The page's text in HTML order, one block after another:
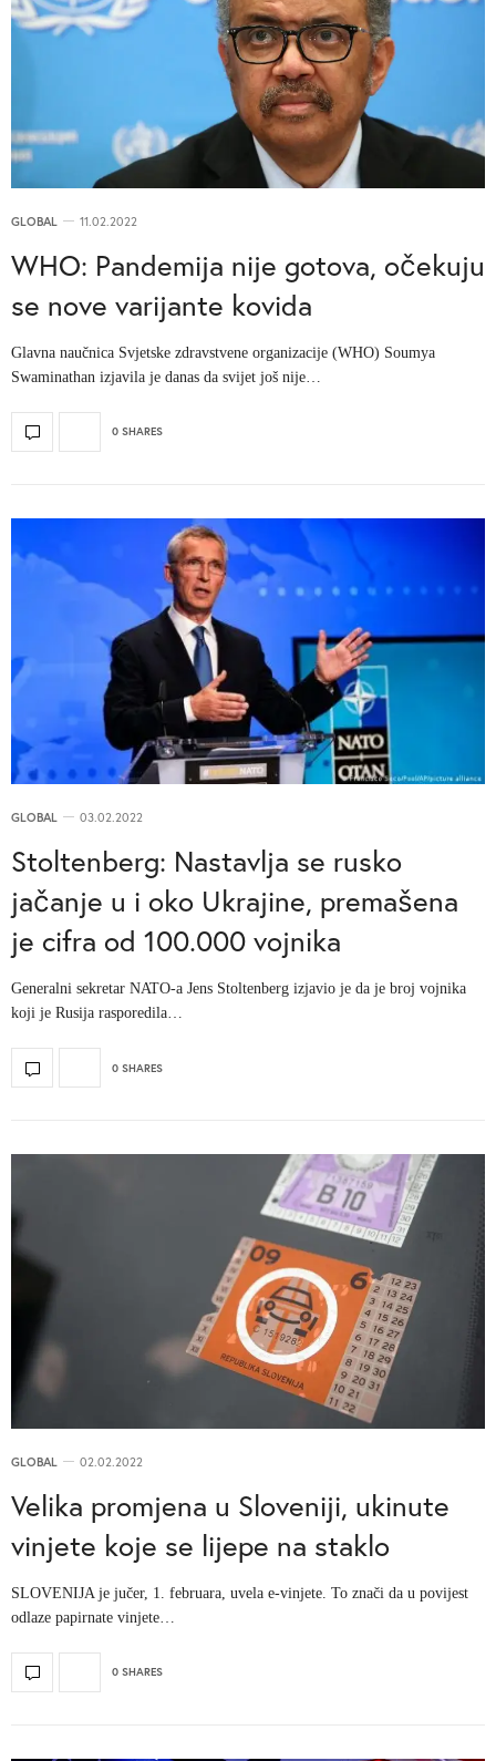
GLOBAL 11.02.2022
WHO: Pandemija nije gotova, očekuju
se nove varijante kovida
Glavna naučnica Svjetske zdravstvene organizacije (WHO) Soumya
Swaminathan izjavila je danas da svijet još nije…
0 SHARES
GLOBAL 03.02.2022
Stoltenberg: Nastavlja se rusko
jačanje u i oko Ukrajine, premašena
je cifra od 100.000 vojnika
Generalni sekretar NATO-a Jens Stoltenberg izjavio je da je broj vojnika
koji je Rusija rasporedila…
0 SHARES
GLOBAL 02.02.2022
Velika promjena u Sloveniji, ukinute
vinjete koje se lijepe na staklo
SLOVENIJA je jučer, 1. februara, uvela e-vinjete. To znači da u povijest
odlaze papirnate vinjete…
0 SHARES